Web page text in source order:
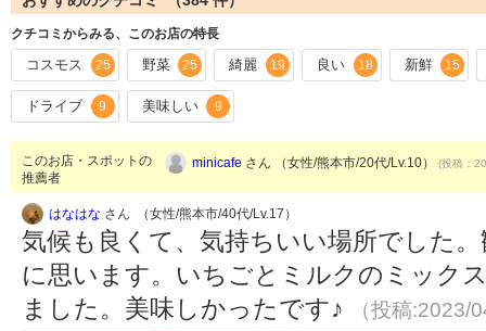
クチコミからみる、このお店の特長
コスモス 25 野菜 25 綺麗 19 良い 18 新鮮 15
ドライブ 9 美味しい 9
このお店・スポットの
推薦者
minicafe さん （女性/熊本市/20代/Lv.10） (投稿：
はなはな さん （女性/熊本市/40代/Lv.17）
気候も良くて、気持ちいい場所でした
に思います。いちごとミルクのミック
ました。美味しかったです♪
（投稿